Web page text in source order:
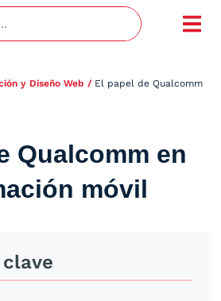
y Diseño Web / El papel de Qualcomm
Qualcomm en
móvil